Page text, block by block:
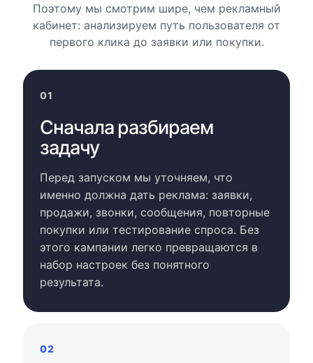
Поэтому мы смотрим шире, чем рекламный
кабинет: анализируем путь пользователя от
первого клика до заявки или покупки.
01
Сначала разбираем
задачу
Перед запуском мы уточняем, что
именно должна дать реклама: заявки,
продажи, звонки, сообщения, повторные
покупки или тестирование спроса. Без
этого кампании легко превращаются в
набор настроек без понятного
результата.
02